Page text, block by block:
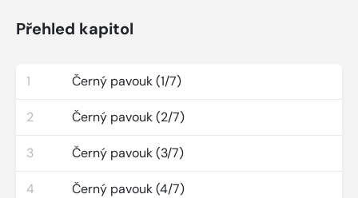
Přehled kapitol
1 Černý pavouk (1/7)
2 Černý pavouk (2/7)
3 Černý pavouk (3/7)
4 Černý pavouk (4/7)